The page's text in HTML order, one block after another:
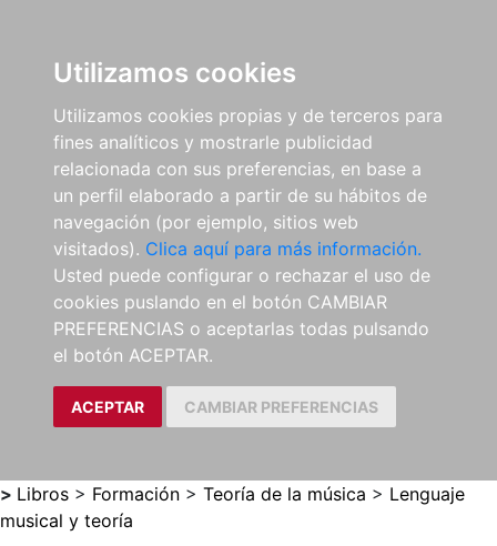
Utilizamos cookies
Utilizamos cookies propias y de terceros para
fines analíticos y mostrarle publicidad
relacionada con sus preferencias, en base a
un perfil elaborado a partir de su hábitos de
navegación (por ejemplo, sitios web
visitados). Clica aquí para más información.
Usted puede configurar o rechazar el uso de
cookies puslando en el botón CAMBIAR
PREFERENCIAS o aceptarlas todas pulsando
el botón ACEPTAR.
ACEPTAR CAMBIAR PREFERENCIAS
> Libros > Formación > Teoría de la música > Lenguaje
musical y teoría